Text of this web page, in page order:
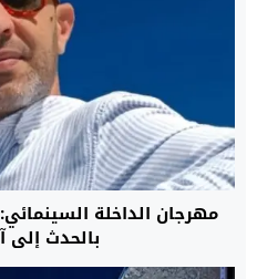
مهرجان الداخلة
بالحدث إلى